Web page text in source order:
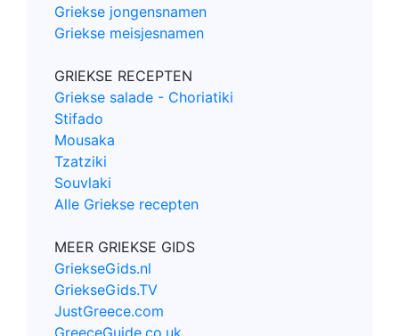
Griekse jongensnamen
Griekse meisjesnamen
GRIEKSE RECEPTEN
Griekse salade - Choriatiki
Stifado
Mousaka
Tzatziki
Souvlaki
Alle Griekse recepten
MEER GRIEKSE GIDS
GriekseGids.nl
GriekseGids.TV
JustGreece.com
GreeceGuide.co.uk